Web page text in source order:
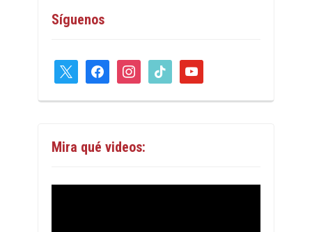
Síguenos
facebookinstagram
tiktok youtube
Mira qué videos: